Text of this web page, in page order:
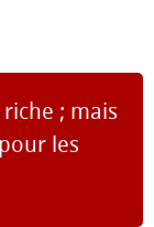
; mais
les